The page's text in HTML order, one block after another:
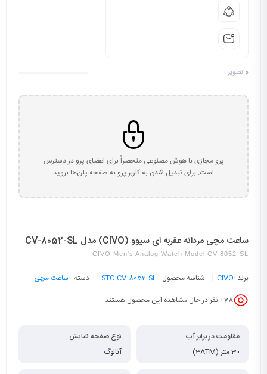
0 تصویر
پرو مجازی با هوش مصنوعی منحصراً برای اعضای پرو در دسترس
است. برای تبدیل شدن به کاربر پرو به صفحه پلن‌ها بروید
ساعت مچی مردانه عقربه ای سیوو (CIVO) مدل CV-8052-SL
CIVO Men's Analog Watch Model CV-8052-SL
برند: CIVO شناسه محصول : STC-CV-8052-SL دسته : ساعت مچی
78+ نفر در حال مشاهده این محصول هستند
مقاومت در برابر آب
30 متر (3ATM)
نوع صفحه نمایش
آنالوگ